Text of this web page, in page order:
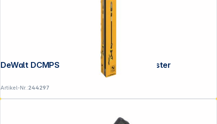
DeWalt DCMPS635N-XJ Akku-Hochentaster
Artikel-Nr.:244297